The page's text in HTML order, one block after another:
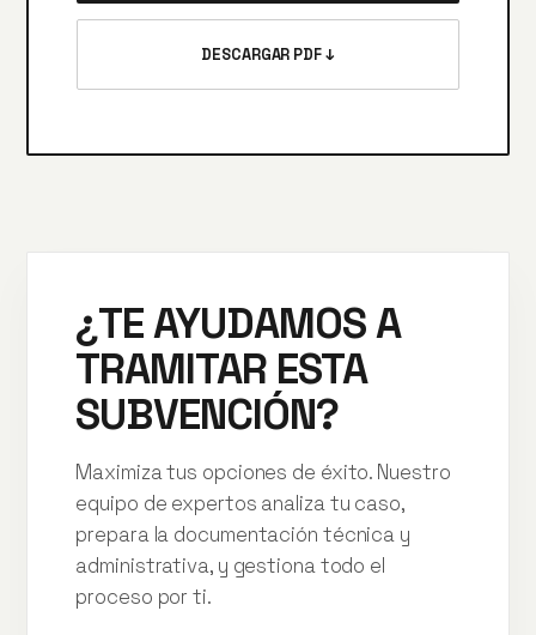
DESCARGAR PDF ↓
¿TE AYUDAMOS A
TRAMITAR ESTA
SUBVENCIÓN?
Maximiza tus opciones de éxito. Nuestro
equipo de expertos analiza tu caso,
prepara la documentación técnica y
administrativa, y gestiona todo el
proceso por ti.